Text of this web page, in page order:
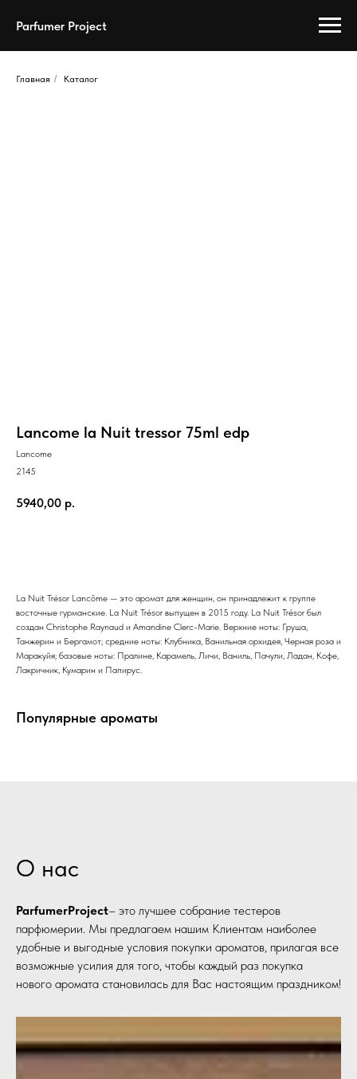
Parfumer Project
Главная / Каталог
Lancome la Nuit tressor 75ml edp
Lancome
2145
5940,00 р.
La Nuit Trésor Lancôme — это аромат для женщин, он принадлежит к группе
восточные гурманские. La Nuit Trésor выпущен в 2015 году. La Nuit Trésor был
создан Christophe Raynaud и Amandine Clerc-Marie. Верхние ноты: Груша,
Танжерин и Бергамот; средние ноты: Клубника, Ванильная орхидея, Черная роза и
Маракуйя; базовые ноты: Пралине, Карамель, Личи, Ваниль, Пачули, Ладан, Кофе,
Лакричник, Кумарин и Папирус.
Популярные ароматы
О нас
ParfumerProject– это лучшее собрание тестеров
парфюмерии. Мы предлагаем нашим Клиентам наиболее
удобные и выгодные условия покупки ароматов, прилагая все
возможные усилия для того, чтобы каждый раз покупка
нового аромата становилась для Вас настоящим праздником!